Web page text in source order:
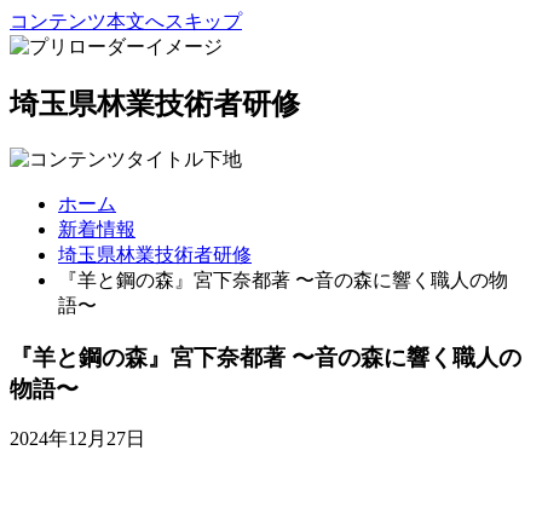
コンテンツ本文へスキップ
埼玉県林業技術者研修
ホーム
新着情報
埼玉県林業技術者研修
『羊と鋼の森』宮下奈都著 〜音の森に響く職人の物
語〜
『羊と鋼の森』宮下奈都著 〜音の森に響く職人の
物語〜
2024年12月27日